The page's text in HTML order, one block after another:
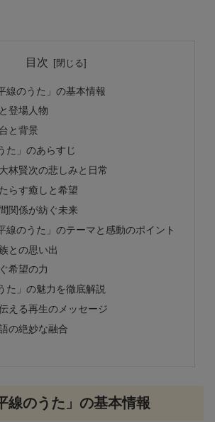
目次
線のうた」の基本情報
登場人物
と背景
た」のあらすじ
林賢次の悲しみと日常
らす癒しと希望
関係が紡ぐ未来
線のうた」のテーマと感動のポイント
との思い出
希望の力
た」の魅力を徹底解説
える再生のメッセージ
の絶妙な融合
線のうた」の基本情報